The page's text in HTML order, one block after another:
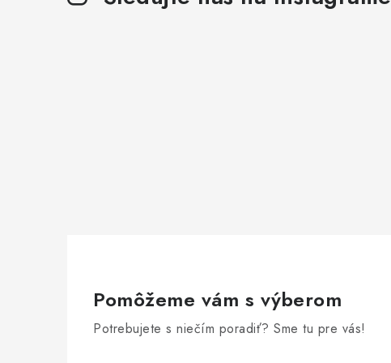
Pomôžeme vám s výberom
Potrebujete s niečím poradiť? Sme tu pre vás!